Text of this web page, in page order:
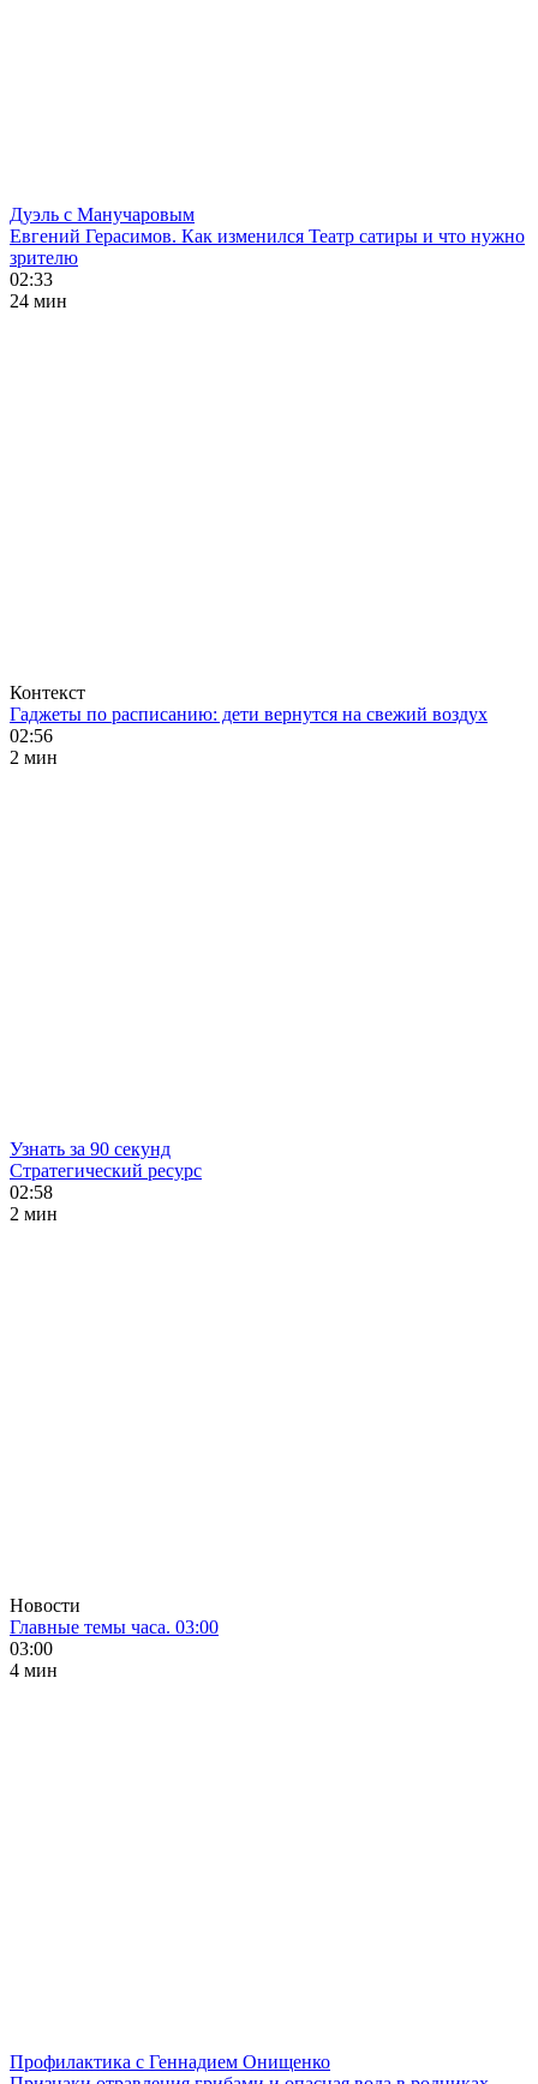
Дуэль с Манучаровым
Евгений Герасимов. Как изменился Театр сатиры и что нужно
зрителю
02:33
24 мин
Контекст
Гаджеты по расписанию: дети вернутся на свежий воздух
02:56
2 мин
Узнать за 90 секунд
Стратегический ресурс
02:58
2 мин
Новости
Главные темы часа. 03:00
03:00
4 мин
Профилактика с Геннадием Онищенко